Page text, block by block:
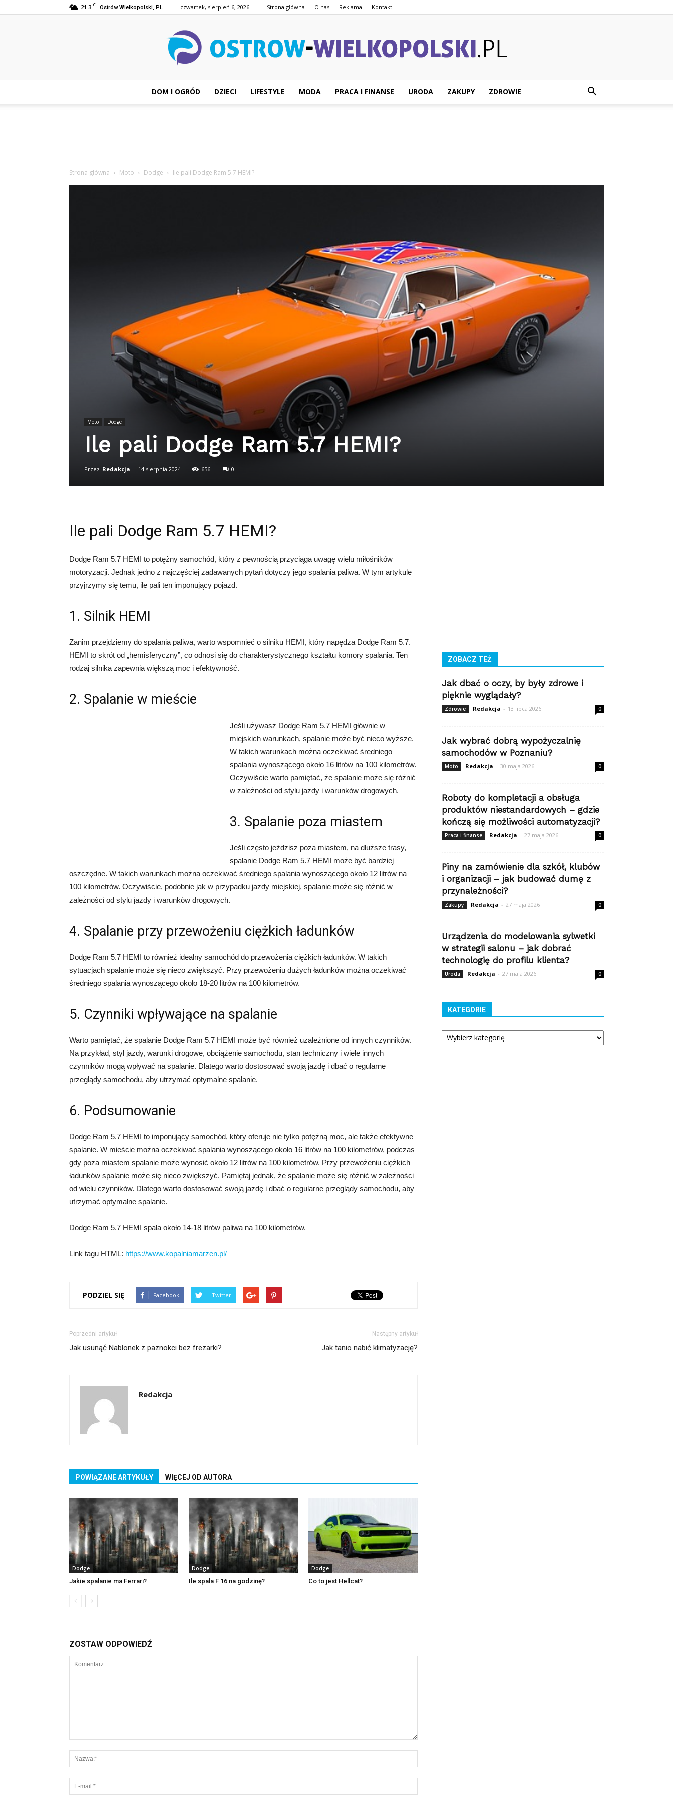
21.3 C Ostrów Wielkopolski, PL czwartek, sierpień 6, 2026 Strona główna O nas Reklama Kontakt
DOM I OGRÓD DZIECI LIFESTYLE MODA PRACA I FINANSE URODA ZAKUPY ZDROWIE
Strona główna Moto Dodge Ile pali Dodge Ram 5.7 HEMI?
Moto Dodge
Ile pali Dodge Ram 5.7 HEMI?
Przez Redakcja - 14 sierpnia 2024 656 0
Ile pali Dodge Ram 5.7 HEMI?
Dodge Ram 5.7 HEMI to potężny samochód, który z pewnością przyciąga uwagę wielu miłośników
motoryzacji. Jednak jedno z najczęściej zadawanych pytań dotyczy jego spalania paliwa. W tym artykule
przyjrzymy się temu, ile pali ten imponujący pojazd.
1. Silnik HEMI
Zanim przejdziemy do spalania paliwa, warto wspomnieć o silniku HEMI, który napędza Dodge Ram 5.7.
HEMI to skrót od „hemisferyczny”, co odnosi się do charakterystycznego kształtu komory spalania. Ten
rodzaj silnika zapewnia większą moc i efektywność.
2. Spalanie w mieście
Jeśli używasz Dodge Ram 5.7 HEMI głównie w
miejskich warunkach, spalanie może być nieco wyższe.
W takich warunkach można oczekiwać średniego
spalania wynoszącego około 16 litrów na 100 kilometrów.
Oczywiście warto pamiętać, że spalanie może się różnić
w zależności od stylu jazdy i warunków drogowych.
3. Spalanie poza miastem
Jeśli często jeździsz poza miastem, na dłuższe trasy,
spalanie Dodge Ram 5.7 HEMI może być bardziej
oszczędne. W takich warunkach można oczekiwać średniego spalania wynoszącego około 12 litrów na
100 kilometrów. Oczywiście, podobnie jak w przypadku jazdy miejskiej, spalanie może się różnić w
zależności od stylu jazdy i warunków drogowych.
4. Spalanie przy przewożeniu ciężkich ładunków
Dodge Ram 5.7 HEMI to również idealny samochód do przewożenia ciężkich ładunków. W takich
sytuacjach spalanie może się nieco zwiększyć. Przy przewożeniu dużych ładunków można oczekiwać
średniego spalania wynoszącego około 18-20 litrów na 100 kilometrów.
5. Czynniki wpływające na spalanie
Warto pamiętać, że spalanie Dodge Ram 5.7 HEMI może być również uzależnione od innych czynników.
Na przykład, styl jazdy, warunki drogowe, obciążenie samochodu, stan techniczny i wiele innych
czynników mogą wpływać na spalanie. Dlatego warto dostosować swoją jazdę i dbać o regularne
przeglądy samochodu, aby utrzymać optymalne spalanie.
6. Podsumowanie
Dodge Ram 5.7 HEMI to imponujący samochód, który oferuje nie tylko potężną moc, ale także efektywne
spalanie. W mieście można oczekiwać spalania wynoszącego około 16 litrów na 100 kilometrów, podczas
gdy poza miastem spalanie może wynosić około 12 litrów na 100 kilometrów. Przy przewożeniu ciężkich
ładunków spalanie może się nieco zwiększyć. Pamiętaj jednak, że spalanie może się różnić w zależności
od wielu czynników. Dlatego warto dostosować swoją jazdę i dbać o regularne przeglądy samochodu, aby
utrzymać optymalne spalanie.
Dodge Ram 5.7 HEMI spala około 14-18 litrów paliwa na 100 kilometrów.
Link tagu HTML: https://www.kopalniamarzen.pl/
PODZIEL SIĘ Facebook Twitter
Poprzedni artykuł
Jak usunąć Nablonek z paznokci bez frezarki?
Następny artykuł
Jak tanio nabić klimatyzację?
Redakcja
POWIĄZANE ARTYKUŁY WIĘCEJ OD AUTORA
Dodge
Jakie spalanie ma Ferrari?
Dodge
Ile spala F 16 na godzinę?
Dodge
Co to jest Hellcat?
ZOSTAW ODPOWIEDŹ
ZOBACZ TEŻ
Jak dbać o oczy, by były zdrowe i
pięknie wyglądały?
Zdrowie Redakcja - 13 lipca 2026 0
Jak wybrać dobrą wypożyczalnię
samochodów w Poznaniu?
Moto Redakcja - 30 maja 2026 0
Roboty do kompletacji a obsługa
produktów niestandardowych – gdzie
kończą się możliwości automatyzacji?
Praca i finanse Redakcja - 27 maja 2026 0
Piny na zamówienie dla szkół, klubów
i organizacji – jak budować dumę z
przynależności?
Zakupy Redakcja - 27 maja 2026 0
Urządzenia do modelowania sylwetki
w strategii salonu – jak dobrać
technologię do profilu klienta?
Uroda Redakcja - 27 maja 2026 0
KATEGORIE
Kategorie